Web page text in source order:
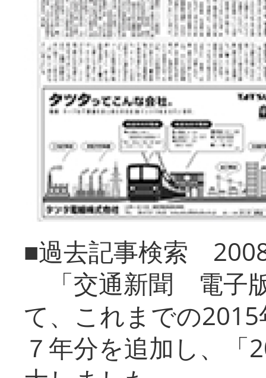
■過去記事検索
「交通新聞 電子
て、これまでの
７年分を追加し、「